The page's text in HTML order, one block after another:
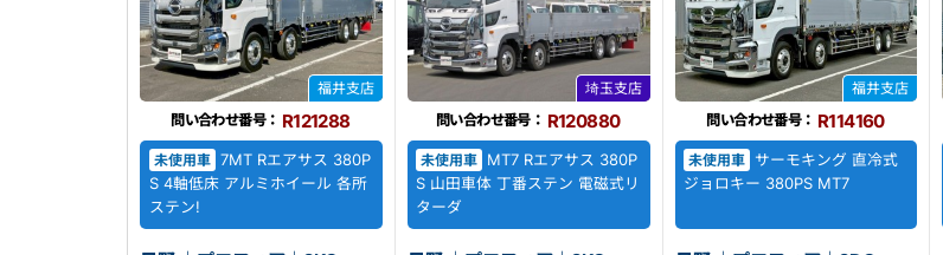
福井支店
問い合わせ番号： R121288
未使用車 7MT Rエアサス 380P
S 4軸低床 アルミホイール 各所
ステン!
埼玉支店
問い合わせ番号： R120880
未使用車 MT7 Rエアサス 380P
S 山田車体 丁番ステン 電磁式リ
ターダ
福井支店
問い合わせ番号： R114160
未使用車 サーモキング 直冷式
ジョロキー 380PS MT7